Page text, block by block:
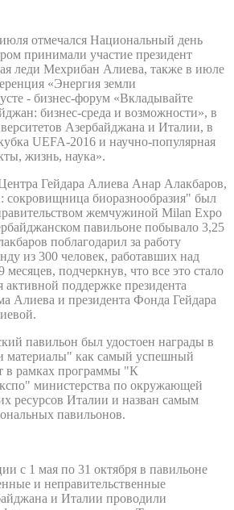
отмечался Национальный день
принимали участие президент
леди Мехрибан Алиева, также в июле
«Энергия земли
- бизнес-форум «Вкладывайте
бизнес-среда и возможности», в
Азербайджана и Италии, в
UEFA-2016 и научно-популярная
жизнь, наука».
Гейдара Алиева Анар Алакбаров,
сокровищница биоразнообразия" был
жемчужиной Milan Expo
павильоне побывало 3,25
поблагодарил за работу
из 300 человек, работавших над
месяцев, подчеркнув, что все это стало
поддержке президента
Алиева и президента Фонда Гейдара
павильон был удостоен награды в
материалы" как самый успешный
в рамках программы "К
министерства по окружающей
ресурсов Италии и назван самым
павильонов.
с 1 мая по 31 октября в павильоне
и неправительственные
и Италии проводили